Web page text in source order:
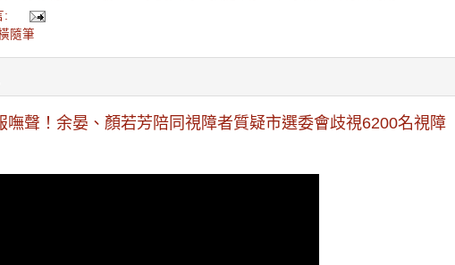
:
隨筆
嘸聲！余晏、顏若芳陪同視障者質疑市選委會歧視6200名視障